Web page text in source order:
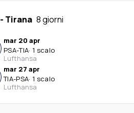
- Tirana 8 giorni
mar 20 apr
PSA-TIA· 1 scalo
Lufthansa
mar 27 apr
TIA-PSA· 1 scalo
Lufthansa